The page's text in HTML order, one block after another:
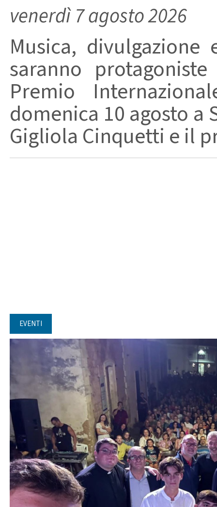
venerdì 7 agosto 2026
Musica,
saranno
Premio
domenica 10 agosto
Gigliola Cinquetti e il
EVENTI